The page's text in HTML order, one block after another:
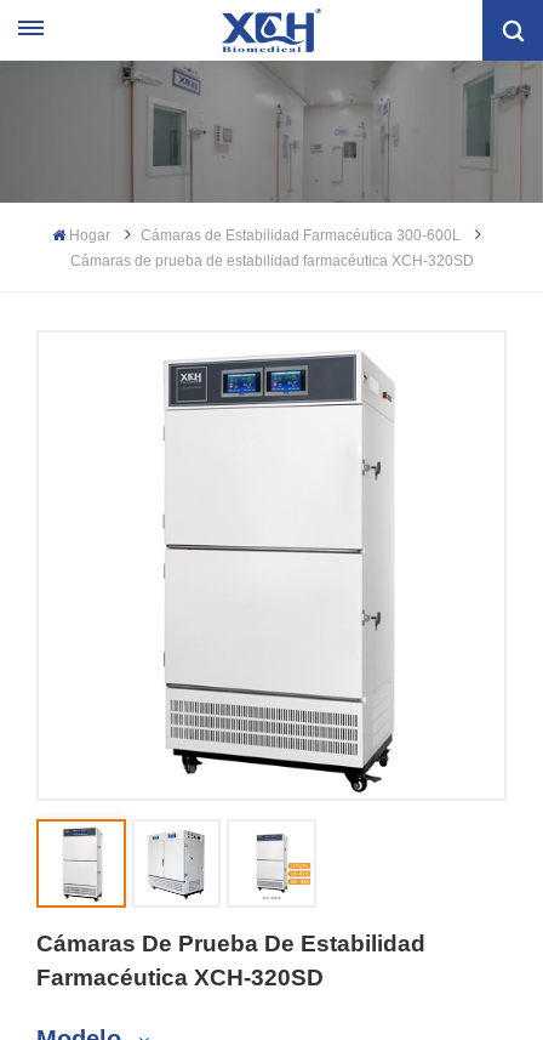
Hogar
Cámaras de Estabilidad Farmacéutica 300-600L
Cámaras de prueba de estabilidad farmacéutica XCH-320SD
Cámaras De Prueba De Estabilidad
Farmacéutica XCH-320SD